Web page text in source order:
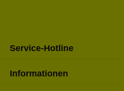
Service-Hotline
Informationen